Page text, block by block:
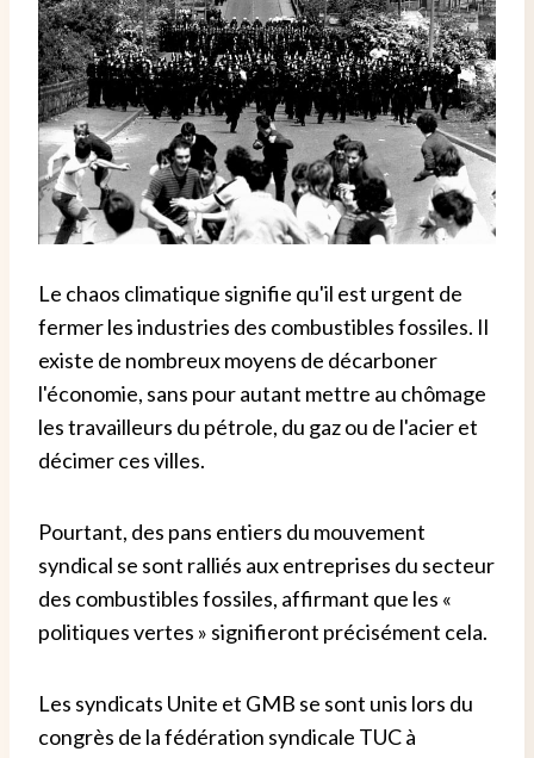
Le chaos climatique signifie qu'il est urgent de
fermer les industries des combustibles fossiles. Il
existe de nombreux moyens de décarboner
l'économie, sans pour autant mettre au chômage
les travailleurs du pétrole, du gaz ou de l'acier et
décimer ces villes.
Pourtant, des pans entiers du mouvement
syndical se sont ralliés aux entreprises du secteur
des combustibles fossiles, affirmant que les «
politiques vertes » signifieront précisément cela.
Les syndicats Unite et GMB se sont unis lors du
congrès de la fédération syndicale TUC à